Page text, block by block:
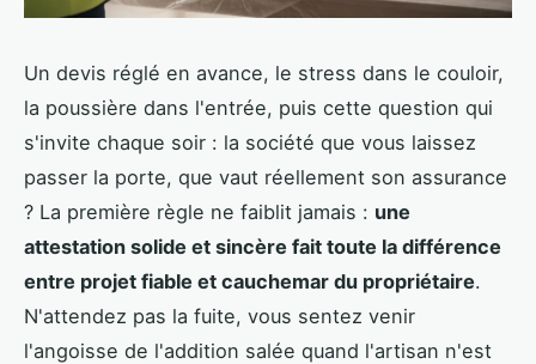
Un devis réglé en avance, le stress dans le couloir,
la poussière dans l'entrée, puis cette question qui
s'invite chaque soir : la société que vous laissez
passer la porte, que vaut réellement son assurance
? La première règle ne faiblit jamais : une
attestation solide et sincère fait toute la différence
entre projet fiable et cauchemar du propriétaire.
N'attendez pas la fuite, vous sentez venir
l'angoisse de l'addition salée quand l'artisan n'est